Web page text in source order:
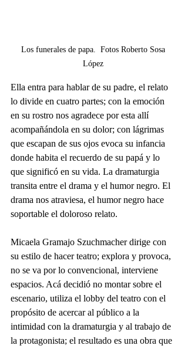
Los funerales de papa.  Fotos Roberto Sosa
López
Ella entra para hablar de su padre, el relato
lo divide en cuatro partes; con la emoción
en su rostro nos agradece por esta allí
acompañándola en su dolor; con lágrimas
que escapan de sus ojos evoca su infancia
donde habita el recuerdo de su papá y lo
que significó en su vida. La dramaturgia
transita entre el drama y el humor negro. El
drama nos atraviesa, el humor negro hace
soportable el doloroso relato.
Micaela Gramajo Szuchmacher dirige con
su estilo de hacer teatro; explora y provoca,
no se va por lo convencional, interviene
espacios. Acá decidió no montar sobre el
escenario, utiliza el lobby del teatro con el
propósito de acercar al público a la
intimidad con la dramaturgia y al trabajo de
la protagonista; el resultado es una obra que